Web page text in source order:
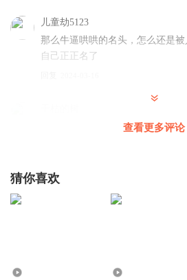
儿童劫5123
那么牛逼哄哄的名头，怎么还是
自己正正名了
这男主就这样慢慢看着女主身边
南鸢R
墨时谦这种坏到骨子里的人也能
查看更多评论
猜你喜欢